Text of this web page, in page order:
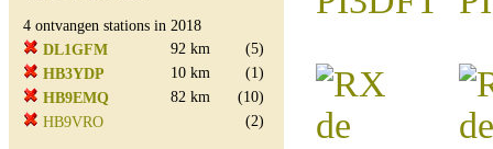
4 ontvangen stations in 2018
DL1GFM
92 km
(5)
HB3YDP
10 km
(1)
HB9EMQ
82 km
(10)
HB9VRO
(2)